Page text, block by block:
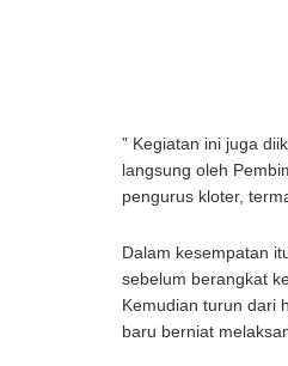
” Kegiatan ini juga
langsung oleh
pengurus kloter,
Dalam kesempatan
sebelum berangkat
Kemudian turun dari
baru berniat